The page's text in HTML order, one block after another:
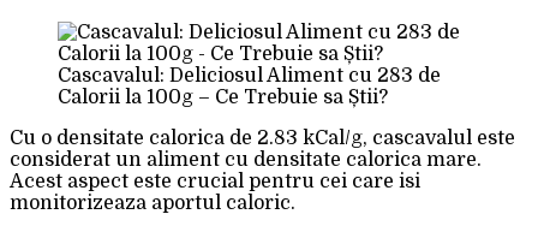
Cascavalul: Deliciosul Aliment cu 283 de
Calorii la 100g – Ce Trebuie sa Știi?
Cu o densitate calorica de 2.83 kCal/g, cascavalul este
considerat un aliment cu densitate calorica mare.
Acest aspect este crucial pentru cei care isi
monitorizeaza aportul caloric.